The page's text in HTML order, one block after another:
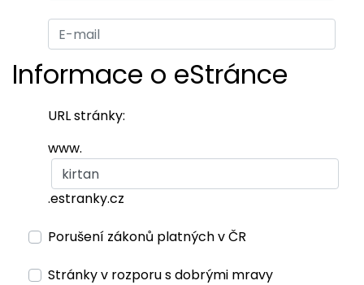
Informace o eStránce
URL stránky:
www.
.estranky.cz
Porušení zákonů platných v ČR
Stránky v rozporu s dobrými mravy